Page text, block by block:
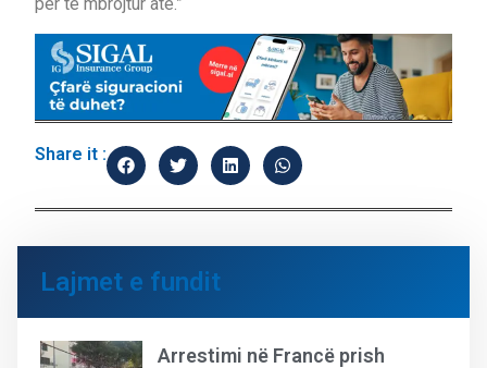
Share it :
Lajmet e fundit
Arrestimi në Francë prish